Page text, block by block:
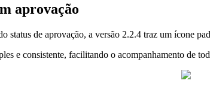
aprovação
de aprovação, a versão 2.2.4 traz um ícone
e consistente, facilitando o acompanhamento de